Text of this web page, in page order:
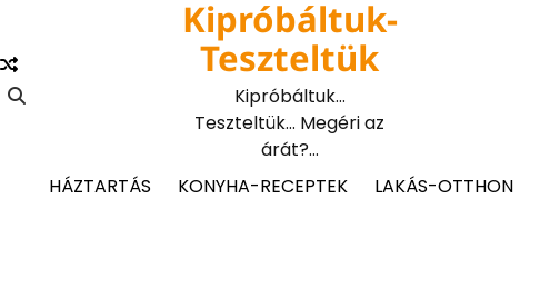
content
Kipróbáltuk-
Teszteltük
Kipróbáltuk…
Teszteltük… Megéri az
árát?…
HÁZTARTÁS
KONYHA-RECEPTEK LAKÁS-OTTHON